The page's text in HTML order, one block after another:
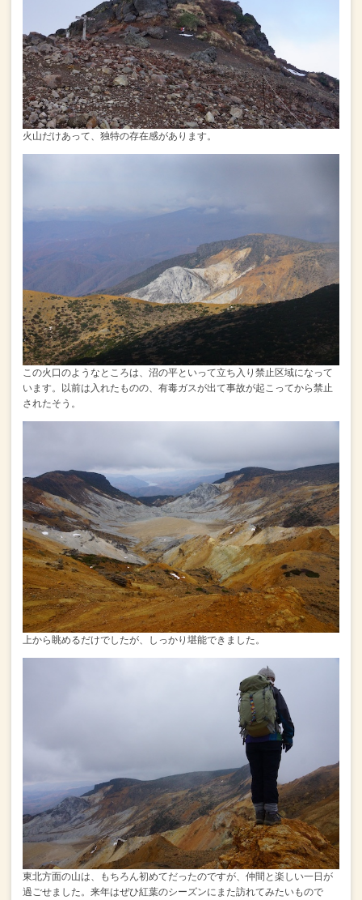
火山だけあって、独特の存在感があります。
この火口のようなところは、沼の平といって立ち入り禁止区域になって
います。 以前は入れたものの、有毒ガスが出て事故が起こってから禁止
されたそう。
上から眺めるだけでしたが、しっかり堪能できました。
東北方面の山は、もちろん初めてだったのですが、 仲間と楽しい一日が
過ごせました。 来年はぜひ紅葉のシーズンにまた訪れてみたいもので